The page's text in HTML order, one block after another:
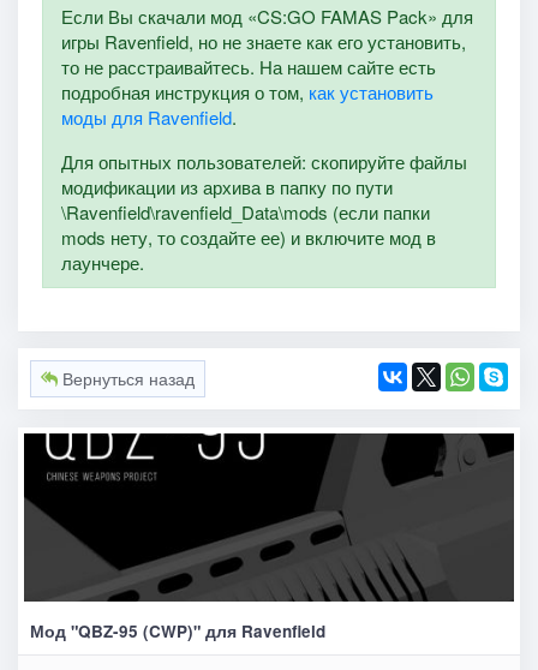
Если Вы скачали мод «CS:GO FAMAS Pack» для
игры Ravenfield, но не знаете как его установить,
то не расстраивайтесь. На нашем сайте есть
подробная инструкция о том, как установить
моды для Ravenfield.
Для опытных пользователей: скопируйте файлы
модификации из архива в папку по пути
\Ravenfield\ravenfield_Data\mods (если папки
mods нету, то создайте ее) и включите мод в
лаунчере.
Вернуться назад
Мод "QBZ-95 (CWP)" для Ravenfield